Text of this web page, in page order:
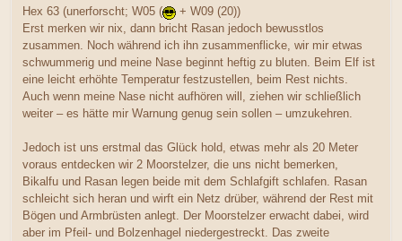
Hex 63 (unerforscht; W05 (
+ W09 (20))
Erst merken wir nix, dann bricht Rasan jedoch bewusstlos
zusammen. Noch während ich ihn zusammenflicke, wir mir etwas
schwummerig und meine Nase beginnt heftig zu bluten. Beim Elf ist
eine leicht erhöhte Temperatur festzustellen, beim Rest nichts.
Auch wenn meine Nase nicht aufhören will, ziehen wir schließlich
weiter – es hätte mir Warnung genug sein sollen – umzukehren.
Jedoch ist uns erstmal das Glück hold, etwas mehr als 20 Meter
voraus entdecken wir 2 Moorstelzer, die uns nicht bemerken,
Bikalfu und Rasan legen beide mit dem Schlafgift schlafen. Rasan
schleicht sich heran und wirft ein Netz drüber, während der Rest mit
Bögen und Armbrüsten anlegt. Der Moorstelzer erwacht dabei, wird
aber im Pfeil- und Bolzenhagel niedergestreckt. Das zweite